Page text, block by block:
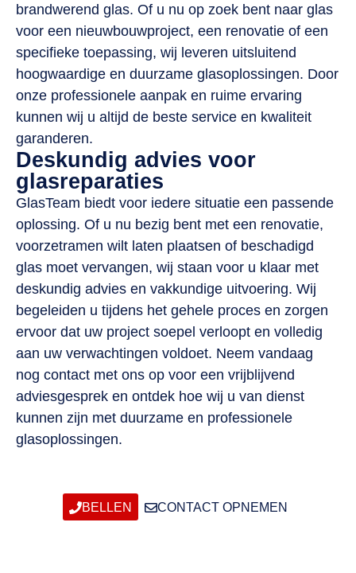
brandwerend glas. Of u nu op zoek bent naar glas
voor een nieuwbouwproject, een renovatie of een
specifieke toepassing, wij leveren uitsluitend
hoogwaardige en duurzame glasoplossingen. Door
onze professionele aanpak en ruime ervaring
kunnen wij u altijd de beste service en kwaliteit
garanderen.
Deskundig advies voor
glasreparaties
GlasTeam biedt voor iedere situatie een passende
oplossing. Of u nu bezig bent met een renovatie,
voorzetramen wilt laten plaatsen of beschadigd
glas moet vervangen, wij staan voor u klaar met
deskundig advies en vakkundige uitvoering. Wij
begeleiden u tijdens het gehele proces en zorgen
ervoor dat uw project soepel verloopt en volledig
aan uw verwachtingen voldoet. Neem vandaag
nog contact met ons op voor een vrijblijvend
adviesgesprek en ontdek hoe wij u van dienst
kunnen zijn met duurzame en professionele
glasoplossingen.
BELLEN CONTACT OPNEMEN